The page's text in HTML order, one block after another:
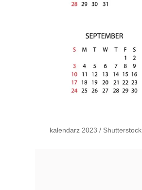
kalendarz 2023 / Shutterstock